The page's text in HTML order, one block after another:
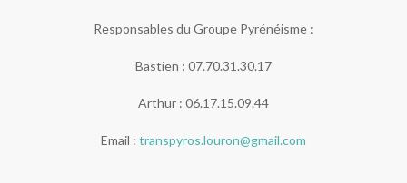
Responsables du Groupe Pyrénéisme :
Bastien : 07.70.31.30.17
Arthur : 06.17.15.09.44
Email : transpyros.louron@gmail.com